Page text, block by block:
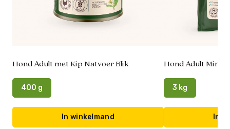
Hond Adult met Kip Natvoer Blik
400 g
In winkelmand
Hond Adult Mini
3 kg
In